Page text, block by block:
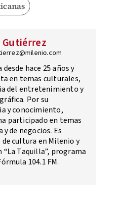
Gutiérrez
hace 25 años y
en temas culturales,
del entretenimiento y
Por su
y conocimiento,
participado en temas
de negocios. Es
cultura en Milenio y
“La Taquilla”, programa
104.1 FM.